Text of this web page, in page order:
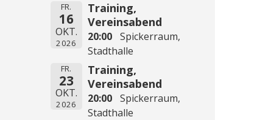
FR.
16
OKT.
2026
Training,
Vereinsabend
20:00 Spickerraum,
Stadthalle
FR.
23
OKT.
2026
Training,
Vereinsabend
20:00 Spickerraum,
Stadthalle